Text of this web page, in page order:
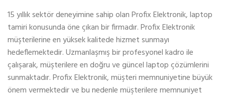
15 yıllık sektör deneyimine sahip olan Profix Elektronik, laptop
tamiri konusunda öne çıkan bir firmadır. Profix Elektronik
müşterilerine en yüksek kalitede hizmet sunmayı
hedeflemektedir. Uzmanlaşmış bir profesyonel kadro ile
çalışarak, müşterilere en doğru ve güncel laptop çözümlerini
sunmaktadır. Profix Elektronik, müşteri memnuniyetine büyük
önem vermektedir ve bu nedenle müşterilere memnuniyet